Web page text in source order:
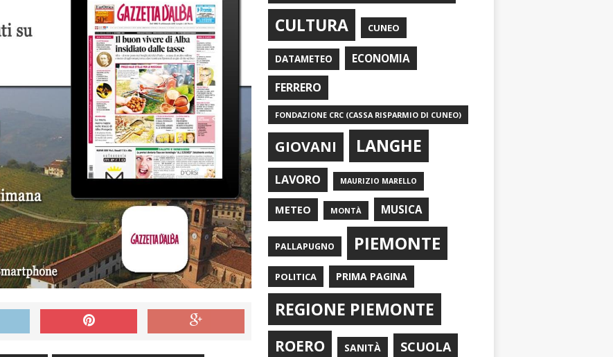
CULTURA CUNEO
DATAMETEO ECONOMIA
FERRERO
FONDAZIONE CRC (CASSA RISPARMIO DI CUNEO)
GIOVANI LANGHE
LAVORO MAURIZIO MARELLO
METEO MONTÀ MUSICA
PALLAPUGNO PIEMONTE
POLITICA PRIMA PAGINA
REGIONE PIEMONTE
ROERO SANITÀ SCUOLA